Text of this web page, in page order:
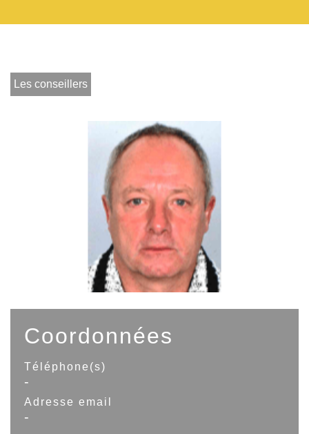
Les conseillers
Coordonnées
Téléphone(s)
-
Adresse email
-